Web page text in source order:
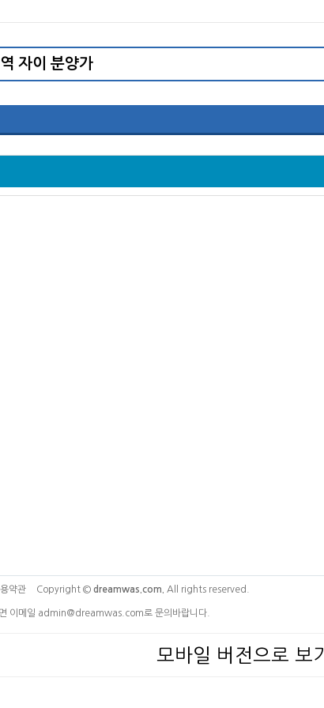
약관 Copyright © dreamwas.com. All rights reserved.
이메일 admin@dreamwas.com로 문의바랍니다.
모바일 버전으로 보기